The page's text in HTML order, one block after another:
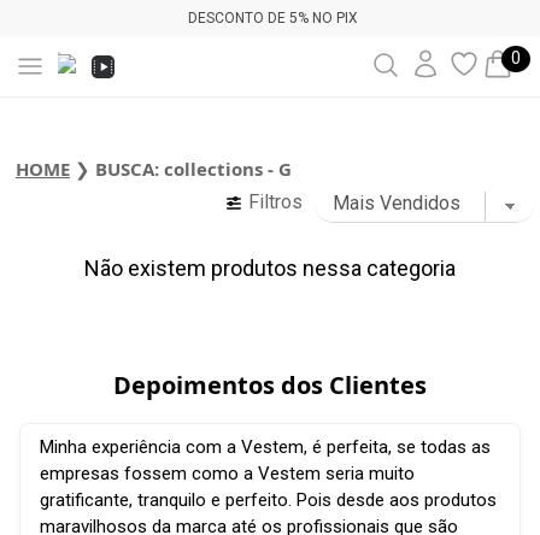
DESCONTO DE 5% NO PIX
0
HOME ❯ BUSCA: collections - G
Filtros
Não existem produtos nessa categoria
Depoimentos dos Clientes
Minha experiência com a Vestem, é perfeita, se todas as
empresas fossem como a Vestem seria muito
gratificante, tranquilo e perfeito. Pois desde aos produtos
maravilhosos da marca até os profissionais que são